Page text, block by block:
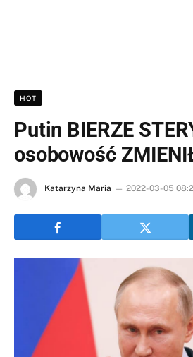
HOT
Putin BIERZE
osobowość
Katarzyna Maria 2022-03-05